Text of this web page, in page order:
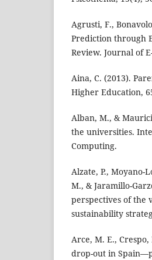
Agrusti, F.,
Prediction through
Review. Journal of
Aina, C. (2013).
Higher Education,
Alban, M., &
the universities.
Computing.
Alzate, P., Moyano-
M., & Jaramillo-
perspectives of the
sustainability
Arce, M. E.,
drop-out in